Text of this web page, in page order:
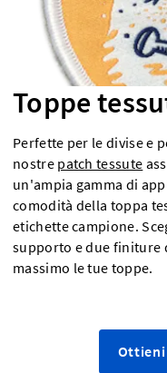
Toppe
Perfette per le divise e
nostre patch tessute
un'ampia gamma di
comodità della toppa
etichette campione.
supporto e due finiture
massimo le tue toppe.
Ottieni